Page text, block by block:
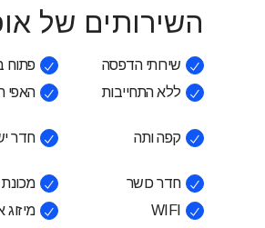
השירותים של
שירותי הדפסה פתוח
ללא התחייבות
האפי
קפה ותה חדר
חדר כושר
WIFI
מיזוג